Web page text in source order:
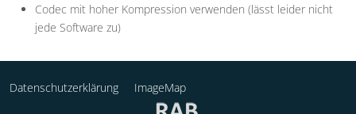
Codec mit hoher Kompression verwenden (lässt leider nicht
jede Software zu)
Datenschutzerklärung ImageMap